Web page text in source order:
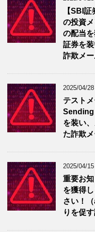
【SBI
の投資
の配当
証券を
詐欺メ
2025/04/28
テスト
Sending
を装い
た詐欺
2025/04/15
重要お
を獲得
さい！
りを促